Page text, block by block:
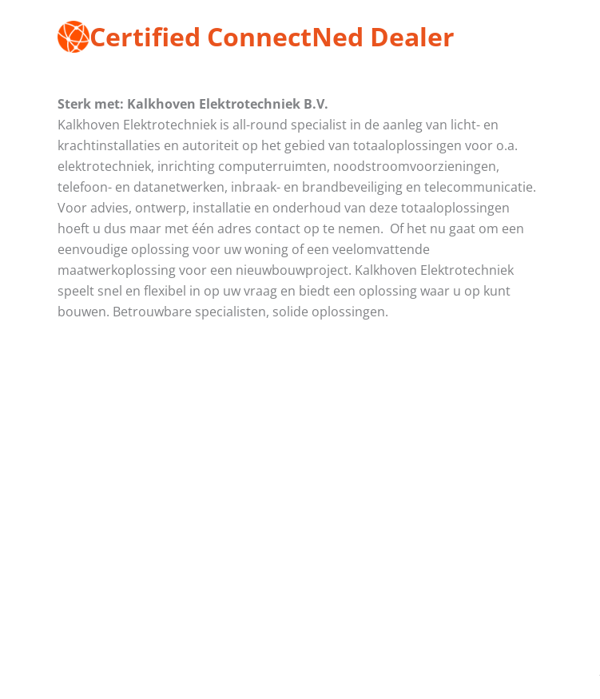
Certified ConnectNed Dealer
Sterk met: Kalkhoven Elektrotechniek B.V.
Kalkhoven Elektrotechniek is all-round specialist in de aanleg van licht- en
krachtinstallaties en autoriteit op het gebied van totaaloplossingen voor o.a.
elektrotechniek, inrichting computerruimten, noodstroomvoorzieningen,
telefoon- en datanetwerken, inbraak- en brandbeveiliging en telecommunicatie.
Voor advies, ontwerp, installatie en onderhoud van deze totaaloplossingen
hoeft u dus maar met één adres contact op te nemen. Of het nu gaat om een
eenvoudige oplossing voor uw woning of een veelomvattende
maatwerkoplossing voor een nieuwbouwproject. Kalkhoven Elektrotechniek
speelt snel en flexibel in op uw vraag en biedt een oplossing waar u op kunt
bouwen. Betrouwbare specialisten, solide oplossingen.